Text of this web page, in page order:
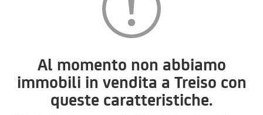
Al momento non abbiamo
immobili in vendita a Treiso con
queste caratteristiche.